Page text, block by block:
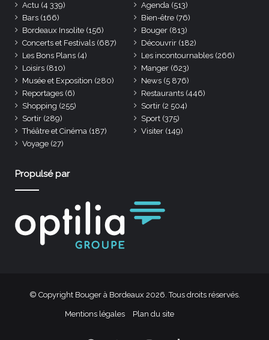
Actu (4 339) Agenda (513)
Bars (166) Bien-être (76)
Bordeaux Insolite (156) Bouger (813)
Concerts et Festivals (687) Découvrir (182)
Les Bons Plans (4) Les incontournables (266)
Loisirs (810) Manger (623)
Musée et Exposition (280) News (5 876)
Reportages (6) Restaurants (446)
Shopping (255) Sortir (2 504)
Sortir (289) Sport (375)
Théâtre et Cinéma (187) Visiter (149)
Voyage (27)
Propulsé par
© Copyright Bouger à Bordeaux 2026. Tous droits réservés.
Mentions légales Plan du site